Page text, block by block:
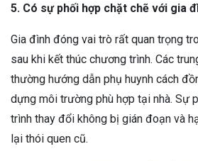
5. Có sự phối hợp chặt chẽ với gia
Gia đình đóng vai trò rất quan trọng
sau khi kết thúc chương trình. Các
thường hướng dẫn phụ huynh cách
dựng môi trường phù hợp tại nhà. Sự
trình thay đổi không bị gián đoạn và
lại thói quen cũ.